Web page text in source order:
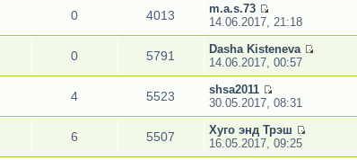
0 4013
m.a.s.73
14.06.2017, 21:18
0 5791
Dasha Kisteneva
14.06.2017, 00:57
4 5523
shsa2011
30.05.2017, 08:31
6 5507
Хуго энд Трэш
16.05.2017, 09:25